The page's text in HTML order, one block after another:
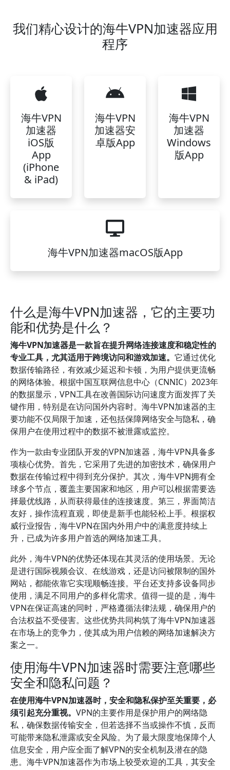
我们精心设计的海牛VPN加速器应用
程序
海牛VPN
加速器
iOS版
App
(iPhone
& iPad)
海牛VPN
加速器安
卓版App
海牛VPN
加速器
Windows
版App
海牛VPN加速器macOS版App
什么是海牛VPN加速器，它的主要功
能和优势是什么？
海牛VPN加速器是一款旨在提升网络连接速度和稳定性的
专业工具，尤其适用于跨境访问和游戏加速。 它通过优化
数据传输路径，有效减少延迟和卡顿，为用户提供更流畅
的网络体验。根据中国互联网信息中心（CNNIC）2023年
的数据显示，VPN工具在改善国际访问速度方面发挥了关
键作用，特别是在访问国外内容时。海牛VPN加速器的主
要功能不仅局限于加速，还包括保障网络安全与隐私，确
保用户在使用过程中的数据不被泄露或监控。
作为一款由专业团队开发的VPN加速器，海牛VPN具备多
项核心优势。首先，它采用了先进的加密技术，确保用户
数据在传输过程中得到充分保护。其次，海牛VPN拥有全
球多个节点，覆盖主要国家和地区，用户可以根据需要选
择最优线路，从而获得最佳的连接速度。第三，界面简洁
友好，操作流程直观，即使是新手也能轻松上手。根据权
威行业报告，海牛VPN在国内外用户中的满意度持续上
升，已成为许多用户首选的网络加速工具。
此外，海牛VPN的优势还体现在其灵活的使用场景。无论
是进行国际视频会议、在线游戏，还是访问被限制的国外
网站，都能依靠它实现顺畅连接。平台还支持多设备同步
使用，满足不同用户的多样化需求。值得一提的是，海牛
VPN在保证高速的同时，严格遵循法律法规，确保用户的
合法权益不受侵害。这些优势共同构筑了海牛VPN加速器
在市场上的竞争力，使其成为用户信赖的网络加速解决方
案之一。
使用海牛VPN加速器时需要注意哪些
安全和隐私问题？
在使用海牛VPN加速器时，安全和隐私保护至关重要，必
须引起充分重视。 VPN的主要作用是保护用户的网络隐
私，确保数据传输安全，但若选择不当或操作不慎，反而
可能带来隐私泄露或安全风险。为了最大限度地保障个人
信息安全，用户应全面了解VPN的安全机制及潜在的隐
患。海牛VPN加速器作为市场上较受欢迎的工具，其安全